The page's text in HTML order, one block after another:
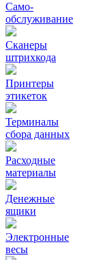
Само-
обслуживание
Сканеры
штрихкода
Принтеры
этикеток
Терминалы
сбора данных
Расходные
материалы
Денежные
ящики
Электронные
весы